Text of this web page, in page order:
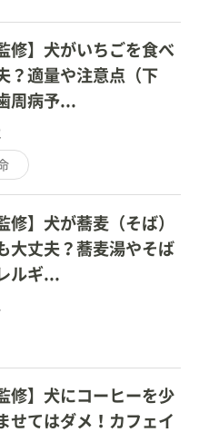
修】犬がいちごを食べ
？適量や注意点（下
周病予...
修】犬が蕎麦（そば）
大丈夫？蕎麦湯やそば
ルギ...
修】犬にコーヒーを少
せてはダメ！カフェイ